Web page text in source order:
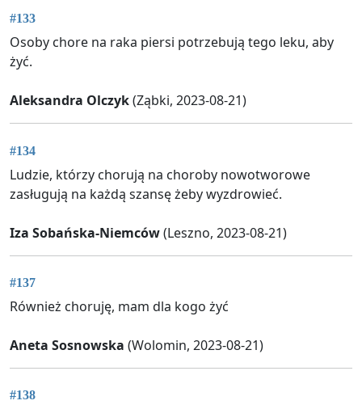
#133
Osoby chore na raka piersi potrzebują tego leku, aby
żyć.
Aleksandra Olczyk(Ząbki, 2023-08-21)
#134
Ludzie, którzy chorują na choroby nowotworowe
zasługują na każdą szansę żeby wyzdrowieć.
Iza Sobańska-Niemców(Leszno, 2023-08-21)
#137
Również choruję, mam dla kogo żyć
Aneta Sosnowska (Wolomin, 2023-08-21)
#138